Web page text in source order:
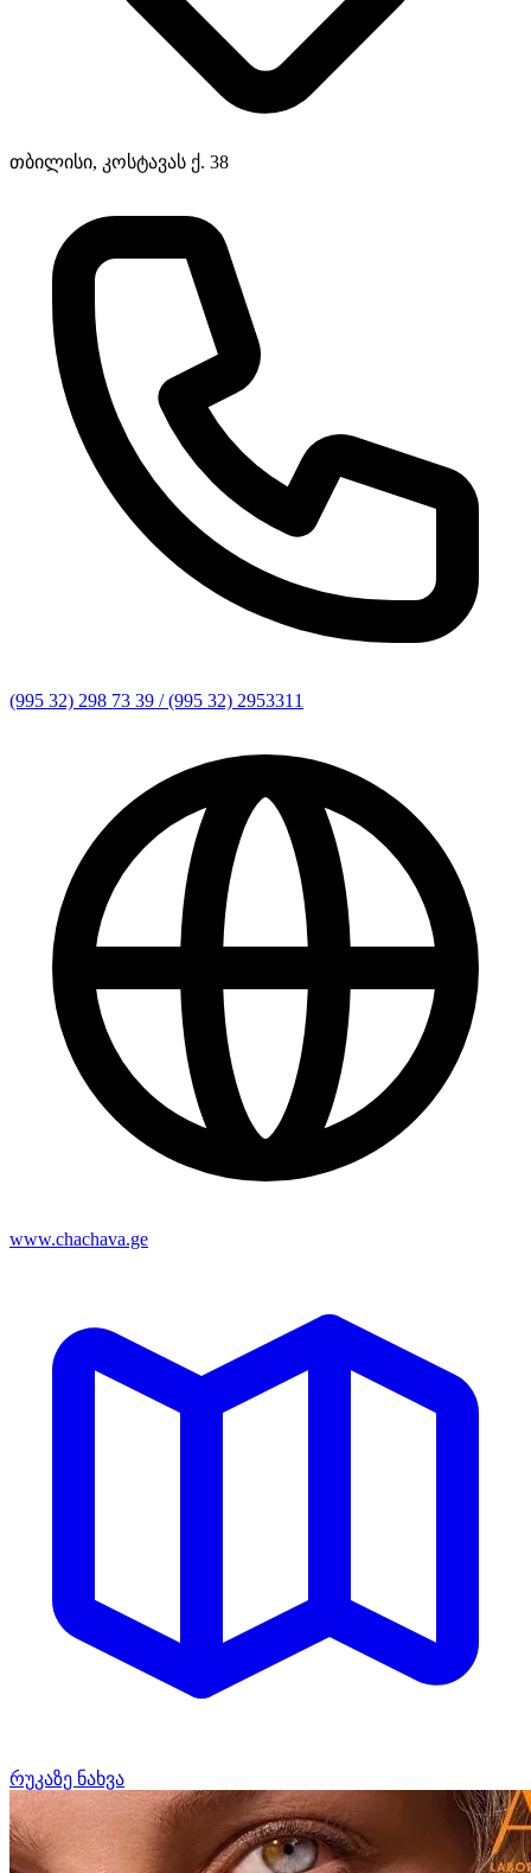
თბილისი, კოსტავას ქ. 38
(995 32) 298 73 39 / (995 32) 2953311
www.chachava.ge
რუკაზე ნახვა